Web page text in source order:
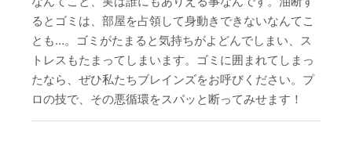
るとゴミは、部屋を占領して身動きできないなんてこ
とも…。ゴミがたまると気持ちがよどんでしまい、ス
トレスもたまってしまいます。ゴミに囲まれてしまっ
たなら、ぜひ私たちブレインズをお呼びください。プ
ロの技で、その悪循環をスパッと断ってみせます！